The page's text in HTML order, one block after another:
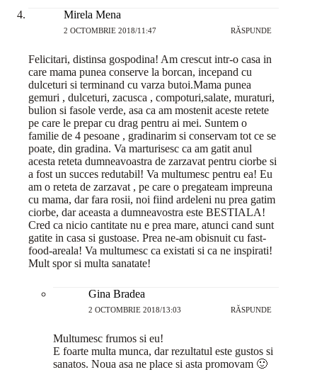
Mirela Mena
2 OCTOMBRIE 2018/11:47 RĂSPUNDE
Felicitari, distinsa gospodina! Am crescut intr-o casa in
care mama punea conserve la borcan, incepand cu
dulceturi si terminand cu varza butoi.Mama punea
gemuri , dulceturi, zacusca , compoturi,salate, muraturi,
bulion si fasole verde, asa ca am mostenit aceste retete
pe care le prepar cu drag pentru ai mei. Suntem o
familie de 4 pesoane , gradinarim si conservam tot ce se
poate, din gradina. Va marturisesc ca am gatit anul
acesta reteta dumneavoastra de zarzavat pentru ciorbe si
a fost un succes redutabil! Va multumesc pentru ea! Eu
am o reteta de zarzavat , pe care o pregateam impreuna
cu mama, dar fara rosii, noi fiind ardeleni nu prea gatim
ciorbe, dar aceasta a dumneavostra este BESTIALA!
Cred ca nicio cantitate nu e prea mare, atunci cand sunt
gatite in casa si gustoase. Prea ne-am obisnuit cu fast-
food-areala! Va multumesc ca existati si ca ne inspirati!
Mult spor si multa sanatate!
Gina Bradea
2 OCTOMBRIE 2018/13:03 RĂSPUNDE
Multumesc frumos si eu!
E foarte multa munca, dar rezultatul este gustos si
sanatos. Noua asa ne place si asta promovam 🙂